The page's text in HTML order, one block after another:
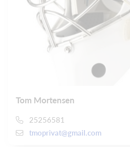
Tom Mortensen
25256581
tmoprivat@gmail.com